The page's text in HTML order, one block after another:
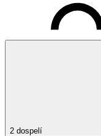
2 dospelí